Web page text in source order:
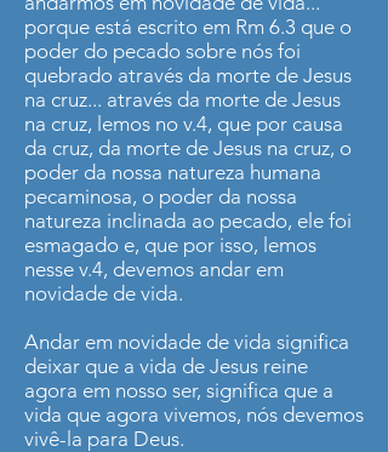
porque está escrito em Rm 6.3 que o
poder do pecado sobre nós foi
quebrado através da morte de Jesus
na cruz... através da morte de Jesus
na cruz, lemos no v.4, que por causa
da cruz, da morte de Jesus na cruz, o
poder da nossa natureza humana
pecaminosa, o poder da nossa
natureza inclinada ao pecado, ele foi
esmagado e, que por isso, lemos
nesse v.4, devemos andar em
novidade de vida.
Andar em novidade de vida significa
deixar que a vida de Jesus reine
agora em nosso ser, significa que a
vida que agora vivemos, nós devemos
vivê-la para Deus.